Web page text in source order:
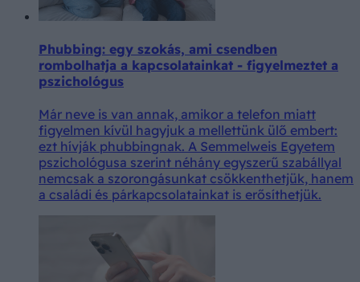
Phubbing: egy szokás, ami csendben
rombolhatja a kapcsolatainkat - figyelmeztet a
pszichológus
Már neve is van annak, amikor a telefon miatt
figyelmen kívül hagyjuk a mellettünk ülő embert:
ezt hívják phubbingnak. A Semmelweis Egyetem
pszichológusa szerint néhány egyszerű szabállyal
nemcsak a szorongásunkat csökkenthetjük, hanem
a családi és párkapcsolatainkat is erősíthetjük.